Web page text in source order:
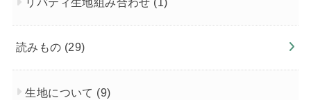
読みもの (29)
生地について (9)